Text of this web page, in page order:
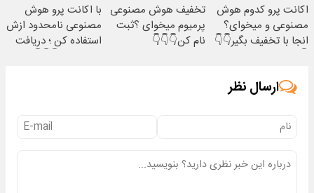
اکانت پرو کدوم هوش
مصنوعی و میخوای؟
انجا با تخفیف بگیر👇👇
تخفیف هوش مصنوعی
پرمیوم میخوای ؟ثبت
نام کن👇👇👇
با اکانت پرو هوش
مصنوعی نامحدود ازش
استفاده کن ؛ دریافت
ارسال نظر